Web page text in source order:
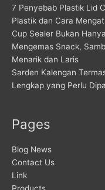
7 Penyebab Plastik Lid
Plastik dan Cara
Cup Sealer Bukan
Mengemas Snack,
Menarik dan Laris
Sarden Kalengan
Lengkap yang Perlu
Pages
Blog News
Contact Us
Link
Products